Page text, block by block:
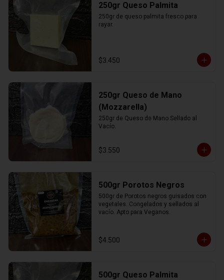
250gr Queso Palmita
250gr de queso palmita fresco para
rayar.
$3.450
250gr Queso de Mano
(Mozzarella)
250gr de Queso de Mano Sellado al
Vacío.
$3.550
500gr Porotos Negros
500gr de Porotos negros guisados con
vegetales. Congelados y sellados al
vacío. Apto para Veganos.
$4.500
500gr Queso Palmita